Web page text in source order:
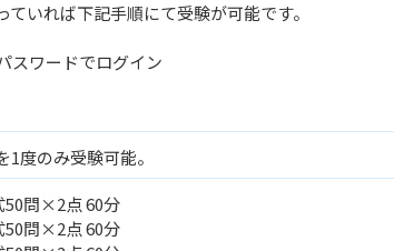
いれば下記手順にて受験が可能です。
スワードでログイン
度のみ受験可能。
問×2点 60分
問×2点 60分